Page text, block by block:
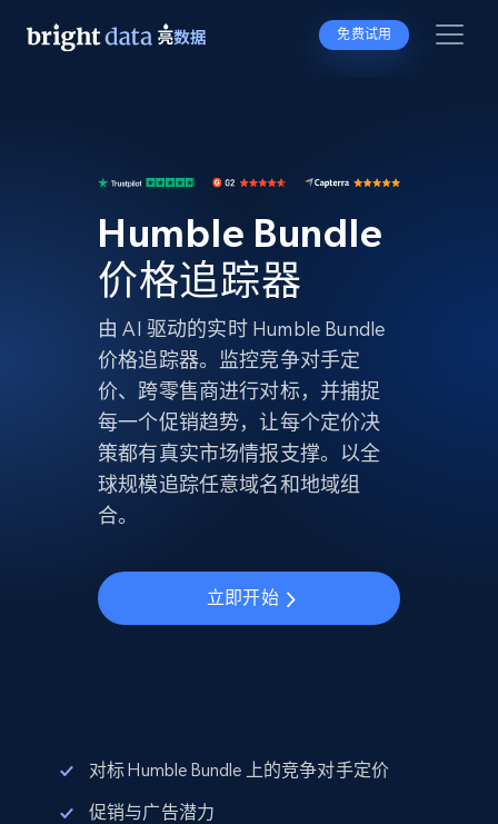
免费试用
Humble Bundle
价格追踪器
由 AI 驱动的实时 Humble Bundle
价格追踪器。监控竞争对手定
价、跨零售商进行对标，并捕捉
每一个促销趋势，让每个定价决
策都有真实市场情报支撑。以全
球规模追踪任意域名和地域组
合。
立即开始
对标 Humble Bundle 上的竞争对手定价
促销与广告潜力